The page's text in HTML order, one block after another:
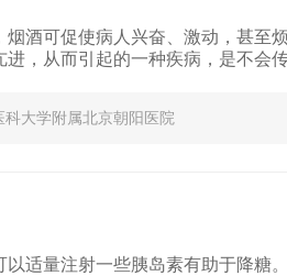
酒可促使病人兴奋、激动，甚至
，从而引起的一种疾病，是不会
科大学附属北京朝阳医院
适量注射一些胰岛素有助于降糖